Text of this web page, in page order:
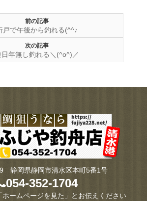
前の記事
戸で午後から釣れる(^^♪
次の記事
日年無し釣れる＼(^o^)／
静岡県静岡市清水区本町5番1号
054-352-1704
ームページを見た」とお伝えください